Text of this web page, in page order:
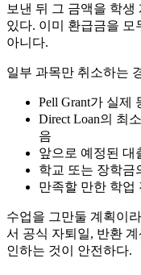
보낸 뒤 그 금액을 학
있다. 이미 환급금을
아니다.
일부 과목만 취소하는
Pell Grant가 실제
Direct Loan의 최
음
앞으로 예정된 대
학교 또는 장학금
만족할 만한 학업
수업을 그만둘 계획이라
서 공식 자퇴일, 반환
인하는 것이 안전하다.